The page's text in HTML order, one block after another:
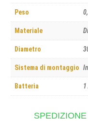
Peso
Materiale
Diametro
Sistema di montaggio
Batteria